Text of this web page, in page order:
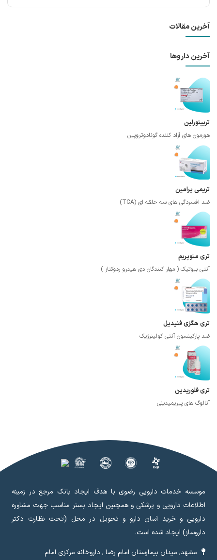
آخرین مقالات
آخرین داروها
تریپتورلین
هورمون های آزاد کننده گونادوتروپین
تریمی پرامین
ضد افسردگی های سه حلقه ای (TCA)
تری متوپریم
آنتی بیوتیک ( مهار کنندگان دی هیدرو ردوکتاز )
تری هگزی فنیدیل
ضد پارکینسون آنتی کولینرژیک
تری فلوریدین
آنالوگ های پیریمیدینی
موسسه خدمات دارویی رضوی با هدف ایجاد بانک مرجع در زمینه
اطلاعات دارویی و پزشکی و همچنین ایجاد بستر مناسب جهت مشاوره
دارویی و خرید آسان دارو و تحویل در محل (تحت نظارت دکتر
داروساز) ایجاد شده است.
مشهد, میدان بیمارستان امام رضا , داروخانه مرکزی امام